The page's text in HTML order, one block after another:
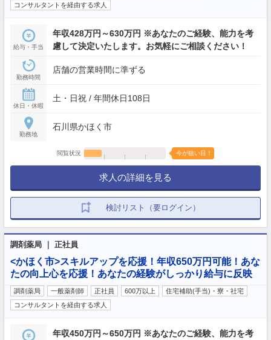
コンサルタントを経由する求人
給与・手当
年収428万円～630万円 ※あなたのご経験、能力を考
慮して決定いたします。お気軽にご相談ください！
勤務時間
店舗の営業時間に準ずる
休日・休暇
土・日祝 / 年間休日108日
勤務地
石川県かほく市
閲覧状況 今が狙い目！
求人の詳細を見る
検討リスト（要ログイン）
調剤薬局 ｜ 正社員
<かほく市>スキルアップを応援！年収650万円可能！あな
たの向上心を応援！あなたの経験がしっかり給与に反映
調剤薬局 一般薬剤師 正社員 600万以上
住宅補助(手当)・寮・社宅
コンサルタントを経由する求人
年収450万円～650万円 ※あなたのご経験、能力を考